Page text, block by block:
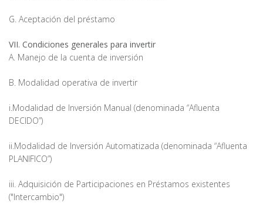
G. Aceptación del préstamo
VII. Condiciones generales para invertir
A. Manejo de la cuenta de inversión
B. Modalidad operativa de invertir
i.Modalidad de Inversión Manual (denominada “Afluenta
DECIDO”)
ii.Modalidad de Inversión Automatizada (denominada “Afluenta
PLANIFICO”)
iii. Adquisición de Participaciones en Préstamos existentes
("Intercambio")